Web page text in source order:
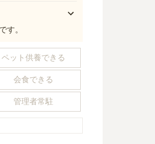
す。
ペット供養できる
会食できる
管理者常駐